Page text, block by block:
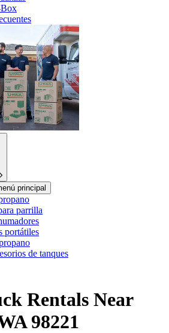
principal
parrilla
portátiles
de tanques
Rentals Near
98221